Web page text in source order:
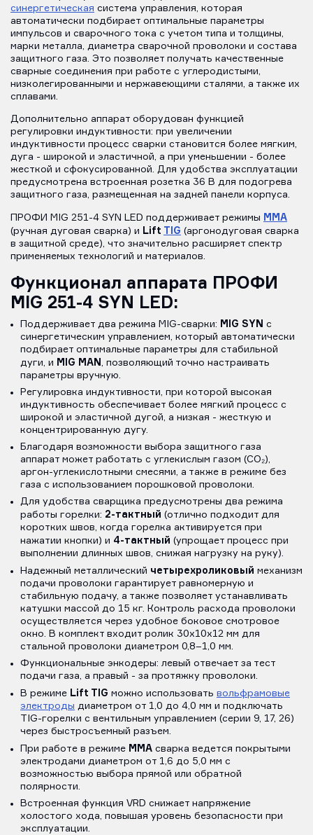
синергетическая система управления, которая
автоматически подбирает оптимальные параметры
импульсов и сварочного тока с учетом типа и толщины,
марки металла, диаметра сварочной проволоки и состава
защитного газа. Это позволяет получать качественные
сварные соединения при работе с углеродистыми,
низколегированными и нержавеющими сталями, а также их
сплавами.
Дополнительно аппарат оборудован функцией
регулировки индуктивности: при увеличении
индуктивности процесс сварки становится более мягким,
дуга - широкой и эластичной, а при уменьшении - более
жесткой и сфокусированной. Для удобства эксплуатации
предусмотрена встроенная розетка 36 В для подогрева
защитного газа, размещенная на задней панели корпуса.
ПРОФИ MIG 251-4 SYN LED поддерживает режимы MMA
(ручная дуговая сварка) и Lift TIG (аргонодуговая сварка
в защитной среде), что значительно расширяет спектр
применяемых технологий и материалов.
Функционал аппарата ПРОФИ
MIG 251-4 SYN LED:
Поддерживает два режима MIG-сварки: MIG SYN с
синергетическим управлением, который автоматически
подбирает оптимальные параметры для стабильной
дуги, и MIG MAN , позволяющий точно настраивать
параметры вручную.
Регулировка индуктивности, при которой высокая
индуктивность обеспечивает более мягкий процесс с
широкой и эластичной дугой, а низкая - жесткую и
концентрированную дугу.
Благодаря возможности выбора защитного газа
аппарат может работать с углекислым газом (CO₂),
аргон-углекислотными смесями, а также в режиме без
газа с использованием порошковой проволоки.
Для удобства сварщика предусмотрены два режима
работы горелки: 2-тактный (отлично подходит для
коротких швов, когда горелка активируется при
нажатии кнопки) и 4-тактный (упрощает процесс при
выполнении длинных швов, снижая нагрузку на руку).
Надежный металлический четырехроликовый механизм
подачи проволоки гарантирует равномерную и
стабильную подачу, а также позволяет устанавливать
катушки массой до 15 кг. Контроль расхода проволоки
осуществляется через удобное боковое смотровое
окно. В комплект входит ролик 30х10х12 мм для
стальной проволоки диаметром 0,8–1,0 мм.
Функциональные энкодеры: левый отвечает за тест
подачи газа, а правый - за протяжку проволоки.
В режиме Lift TIG можно использовать вольфрамовые
электроды диаметром от 1,0 до 4,0 мм и подключать
TIG-горелки с вентильным управлением (серии 9, 17, 26)
через быстросъемный разъем.
При работе в режиме MMA сварка ведется покрытыми
электродами диаметром от 1,6 до 5,0 мм с
возможностью выбора прямой или обратной
полярности.
Встроенная функция VRD снижает напряжение
холостого хода, повышая уровень безопасности при
эксплуатации.